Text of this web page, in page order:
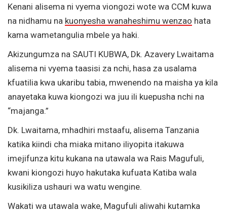
Kenani alisema ni vyema viongozi wote wa CCM kuwa
na nidhamu na kuonyesha wanaheshimu wenzao hata
kama wametangulia mbele ya haki.
Akizungumza na SAUTI KUBWA, Dk. Azavery Lwaitama
alisema ni vyema taasisi za nchi, hasa za usalama
kfuatilia kwa ukaribu tabia, mwenendo na maisha ya kila
anayetaka kuwa kiongozi wa juu ili kuepusha nchi na
“majanga.”
Dk. Lwaitama, mhadhiri mstaafu, alisema Tanzania
katika kiindi cha miaka mitano iliyopita itakuwa
imejifunza kitu kukana na utawala wa Rais Magufuli,
kwani kiongozi huyo hakutaka kufuata Katiba wala
kusikiliza ushauri wa watu wengine.
Wakati wa utawala wake, Magufuli aliwahi kutamka